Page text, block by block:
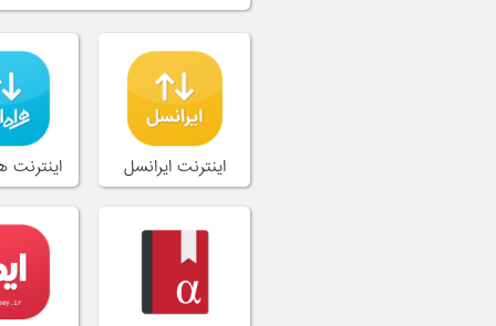
اینترنت ایرانسل اینترنت